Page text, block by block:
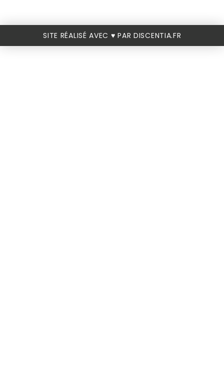
SITE RÉALISÉ AVEC ♥️ PAR DISCENTIA.FR